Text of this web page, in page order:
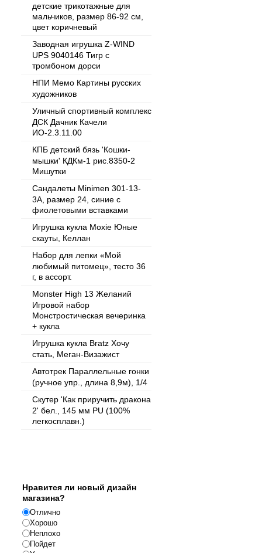
детские трикотажные для
мальчиков, размер 86-92 см,
цвет коричневый
Заводная игрушка Z-WIND
UPS 9040146 Тигр с
тромбоном дорси
НПИ Мемо Картины русских
художников
Уличный спортивный комплекс
ДСК Дачник Качели
ИО-2.3.11.00
КПБ детский бязь 'Кошки-
мышки' КДКм-1 рис.8350-2
Мишутки
Сандалеты Minimen 301-13-
3А, размер 24, синие с
фиолетовыми вставками
Игрушка кукла Moxie Юные
скауты, Келлан
Набор для лепки «Мой
любимый питомец», тесто 36
г, в ассорт.
Monster High 13 Желаний
Игровой набор
Монстростическая вечеринка
+ кукла
Игрушка кукла Bratz Хочу
стать, Меган-Визажист
Автотрек Параллельные гонки
(ручное упр., длина 8,9м), 1/4
Скутер 'Как приручить дракона
2' бел., 145 мм PU (100%
легкосплавн.)
Нравится ли новый дизайн
магазина?
Отлично
Хорошо
Неплохо
Пойдет